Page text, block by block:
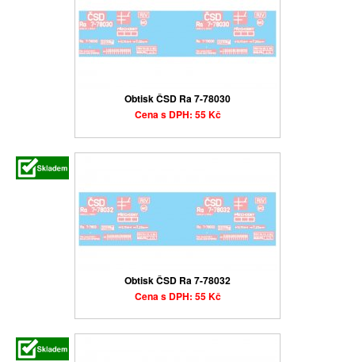
Obtisk ČSD Ra 7-78030
Cena s DPH: 55 Kč
Obtisk ČSD Ra 7-78032
Cena s DPH: 55 Kč